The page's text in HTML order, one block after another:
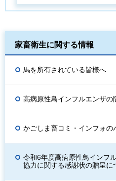
家畜衛生に関する情報
馬を所有されている皆様へ
高病原性鳥インフルエンザの
かごしま畜コミ・インフォの
令和6年度高病原性鳥インフ
協力に関する感謝状の贈呈に